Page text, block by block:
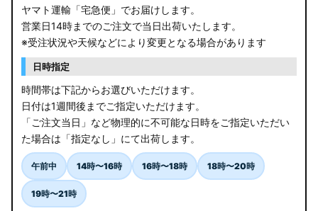
ヤマト運輸「宅急便」でお届けします。
営業日14時までのご注文で当日出荷いたします。
※受注状況や天候などにより変更となる場合があります
日時指定
時間帯は下記からお選びいただけます。
日付は1週間後までご指定いただけます。
「ご注文当日」など物理的に不可能な日時をご指定いただい
た場合は「指定なし」にて出荷します。
午前中 14時〜16時 16時〜18時 18時〜20時
19時〜21時